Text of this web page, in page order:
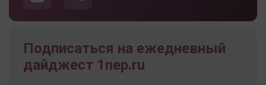
Подписаться на ежедневный
дайджест 1nep.ru